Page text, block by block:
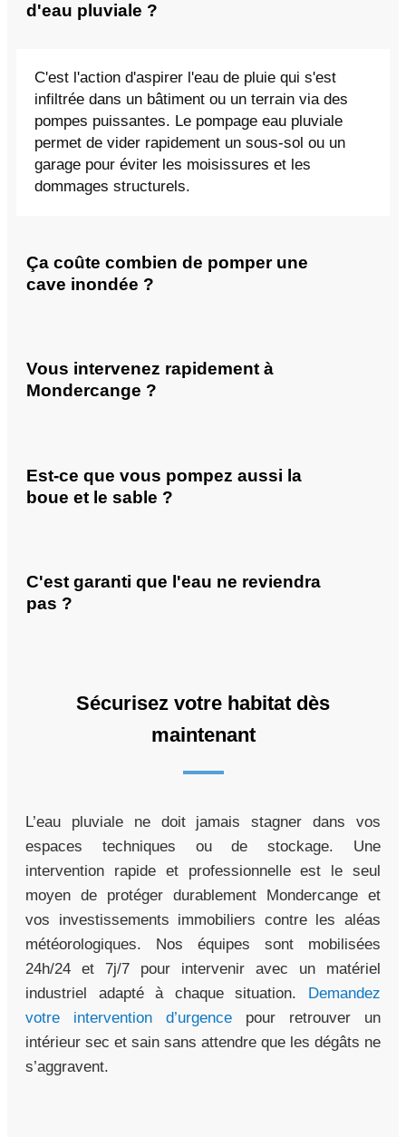
d'eau pluviale ?
C'est l'action d'aspirer l'eau de pluie qui s'est
infiltrée dans un bâtiment ou un terrain via des
pompes puissantes. Le pompage eau pluviale
permet de vider rapidement un sous-sol ou un
garage pour éviter les moisissures et les
dommages structurels.
Ça coûte combien de pomper une
cave inondée ?
Vous intervenez rapidement à
Mondercange ?
Est-ce que vous pompez aussi la
boue et le sable ?
C'est garanti que l'eau ne reviendra
pas ?
Sécurisez votre habitat dès
maintenant
L’eau pluviale ne doit jamais stagner dans vos
espaces techniques ou de stockage. Une
intervention rapide et professionnelle est le seul
moyen de protéger durablement Mondercange et
vos investissements immobiliers contre les aléas
météorologiques. Nos équipes sont mobilisées
24h/24 et 7j/7 pour intervenir avec un matériel
industriel adapté à chaque situation. Demandez
votre intervention d’urgence pour retrouver un
intérieur sec et sain sans attendre que les dégâts ne
s’aggravent.